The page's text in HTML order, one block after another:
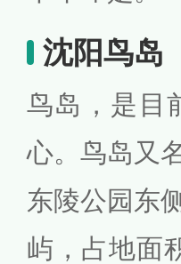
沈阳鸟岛
鸟岛，是目
心。鸟岛又
东陵公园东
屿，占地面